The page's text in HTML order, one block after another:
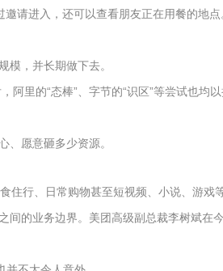
请进入，还可以查看朋友正在用餐的地
模，并长期做下去。
里的“态棒”、字节的“识区”等尝试也
、愿意砸多少资源。
住行、日常购物甚至短视频、小说、游戏
的业务边界。美团高级副总裁李树斌